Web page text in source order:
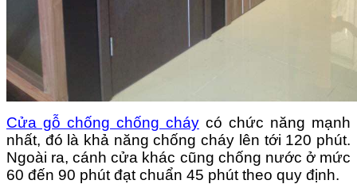
Cửa gỗ chống chống cháy có chức năng mạnh
nhất, đó là khả năng chống cháy lên tới 120 phút.
Ngoài ra, cánh cửa khác cũng chống nước ở mức
60 đến 90 phút đạt chuẩn 45 phút theo quy định.